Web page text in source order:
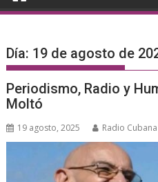
Día: 19 de agosto de
Periodismo, Radio y
Moltó
19 agosto, 2025 Radio Cubana